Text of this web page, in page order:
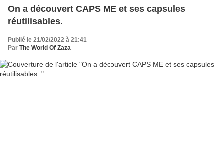
On a découvert CAPS ME et ses capsules
réutilisables.
Publié le 21/02/2022 à 21:41
Par The World Of Zaza